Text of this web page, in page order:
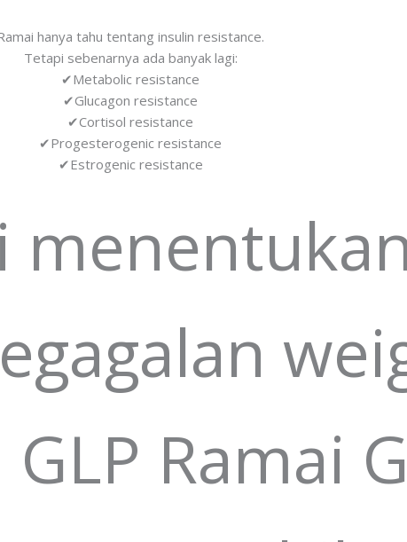
hanya tahu tentang insulin resistance.
Tetapi sebenarnya ada banyak lagi:
✔Metabolic resistance
✔Glucagon resistance
✔Cortisol resistance
✔Progesterogenic resistance
✔Estrogenic resistance
Ramai